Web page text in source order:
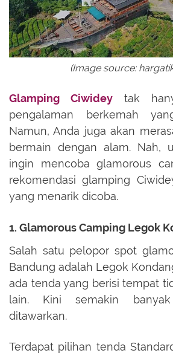
(Image source:
Glamping Ciwidey tak
pengalaman berkemah
Namun, Anda juga akan
bermain dengan alam. Nah,
ingin mencoba glamorous
rekomendasi glamping
yang menarik dicoba.
1. Glamorous Camping Legok
Salah satu pelopor spot
Bandung adalah Legok
ada tenda yang berisi tempat
lain. Kini semakin
ditawarkan.
Terdapat pilihan tenda